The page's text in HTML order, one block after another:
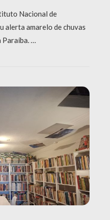
Nacional de
alerta amarelo de chuvas
Paraíba. …